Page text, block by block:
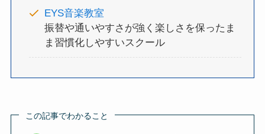
EYS音楽教室
振替や通いやすさが強く楽しさを保ったま
ま習慣化しやすいスクール
この記事でわかること